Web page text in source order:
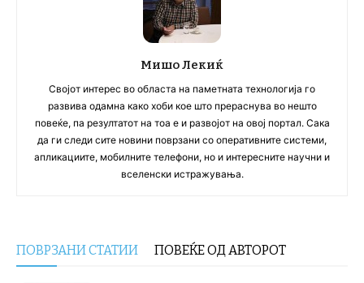
Мишо Лекиќ
Својот интерес во областа на паметната технологија го
развива одамна како хоби кое што прераснува во нешто
повеќе, па резултатот на тоа е и развојот на овој портал. Сака
да ги следи сите новини поврзани со оперативните системи,
апликациите, мобилните телефони, но и интересните научни и
вселенски истражувања.
ПОВРЗАНИ СТАТИИ ПОВЕЌЕ ОД АВТОРОТ